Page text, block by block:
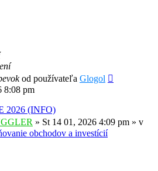
od používateľa Glogol
8:08 pm
2026 (INFO)
» St 14 01, 2026 4:09 pm » v
obchodov a investícií